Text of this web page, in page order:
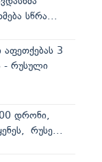
სწრა...
აფეთქებას 3
- რუსული
დრონი,
რუსე...